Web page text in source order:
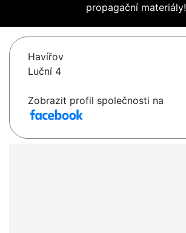
propagační materiály!
Havířov
Luční 4
Zobrazit profil společnosti na